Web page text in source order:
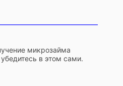
микрозайма
в этом сами.